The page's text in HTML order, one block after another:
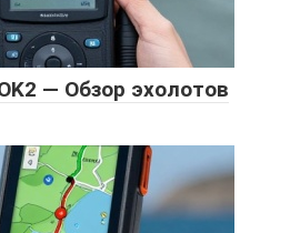
— Обзор эхолотов